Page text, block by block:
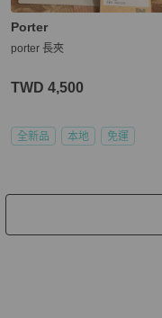
Porter
porter 長夾
TWD 4,500
全新品 本地 免運